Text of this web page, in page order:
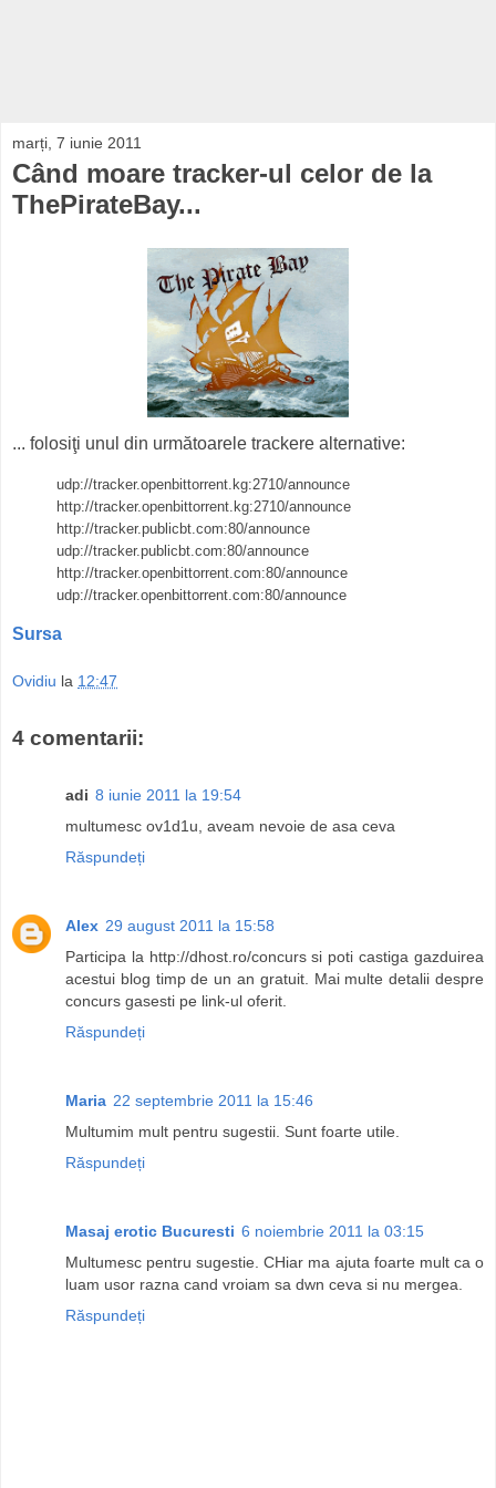
marți, 7 iunie 2011
Când moare tracker-ul celor de la
ThePirateBay...
... folosiţi unul din următoarele trackere alternative:
udp://tracker.openbittorrent.kg:2710/announce
http://tracker.openbittorrent.kg:2710/announce
http://tracker.publicbt.com:80/announce
udp://tracker.publicbt.com:80/announce
http://tracker.openbittorrent.com:80/announce
udp://tracker.openbittorrent.com:80/announce
Sursa
Ovidiu la 12:47
4 comentarii:
adi 8 iunie 2011 la 19:54
multumesc ov1d1u, aveam nevoie de asa ceva
Răspundeți
Alex 29 august 2011 la 15:58
Participa la http://dhost.ro/concurs si poti castiga gazduirea
acestui blog timp de un an gratuit. Mai multe detalii despre
concurs gasesti pe link-ul oferit.
Răspundeți
Maria 22 septembrie 2011 la 15:46
Multumim mult pentru sugestii. Sunt foarte utile.
Răspundeți
Masaj erotic Bucuresti 6 noiembrie 2011 la 03:15
Multumesc pentru sugestie. CHiar ma ajuta foarte mult ca o
luam usor razna cand vroiam sa dwn ceva si nu mergea.
Răspundeți